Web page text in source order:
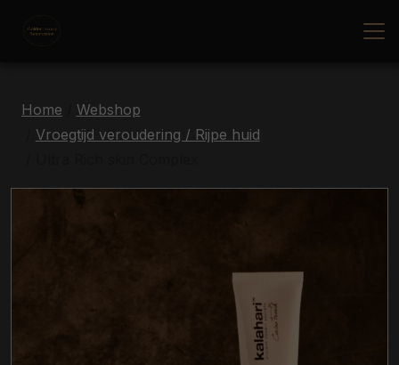
Home
Webshop
Vroegtijd veroudering / Rijpe huid